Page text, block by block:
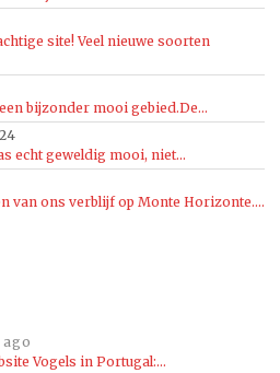
site! Veel nieuwe soorten
bijzonder mooi gebied.De...
echt geweldig mooi, niet...
van ons verblijf op Monte Horizonte....
Vogels in Portugal:…